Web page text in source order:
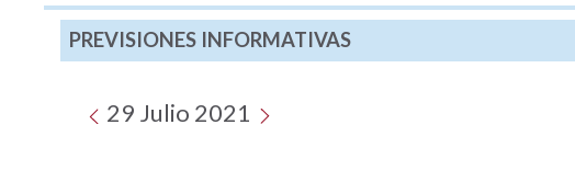
PREVISIONES INFORMATIVAS
29 Julio 2021